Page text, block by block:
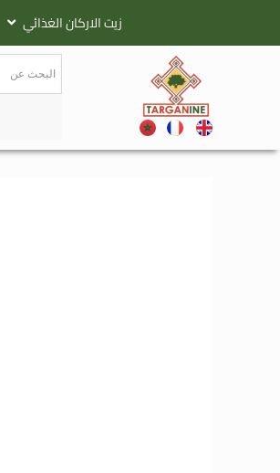
زيت الاركان الغذائي